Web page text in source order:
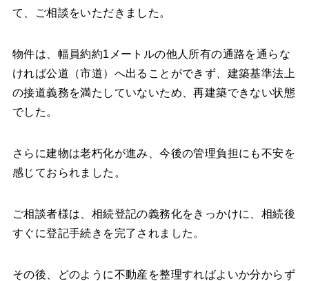
て、ご相談をいただきました。
物件は、幅員約約1メートルの他人所有の通路を通らな
ければ公道（市道）へ出ることができず、建築基準法上
の接道義務を満たしていないため、再建築できない状態
でした。
さらに建物は老朽化が進み、今後の管理負担にも不安を
感じておられました。
ご相談者様は、相続登記の義務化をきっかけに、相続後
すぐに登記手続きを完了されました。
その後、どのように不動産を整理すればよいか分からず